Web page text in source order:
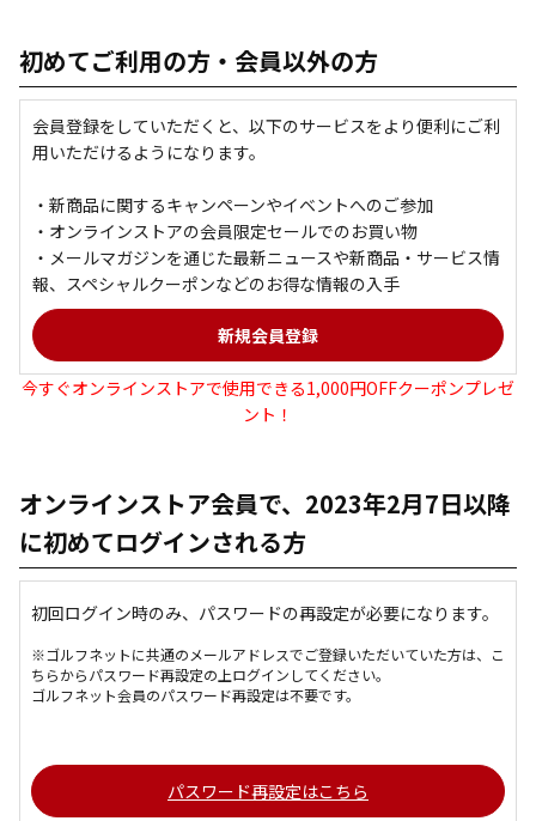
初めてご利用の方・会員以外の方
会員登録をしていただくと、以下のサービスをより便利にご利
用いただけるようになります。
・新商品に関するキャンペーンやイベントへのご参加
・オンラインストアの会員限定セールでのお買い物
・メールマガジンを通じた最新ニュースや新商品・サービス情
報、スペシャルクーポンなどのお得な情報の入手
今すぐオンラインストアで使用できる1,000円OFFクーポンプレゼ
ント！
オンラインストア会員で、2023年2月7日以降
に初めてログインされる方
初回ログイン時のみ、パスワードの再設定が必要になります。
※ゴルフネットに共通のメールアドレスでご登録いただいていた方は、こ
ちらからパスワード再設定の上ログインしてください。
ゴルフネット会員のパスワード再設定は不要です。
パスワード再設定はこちら